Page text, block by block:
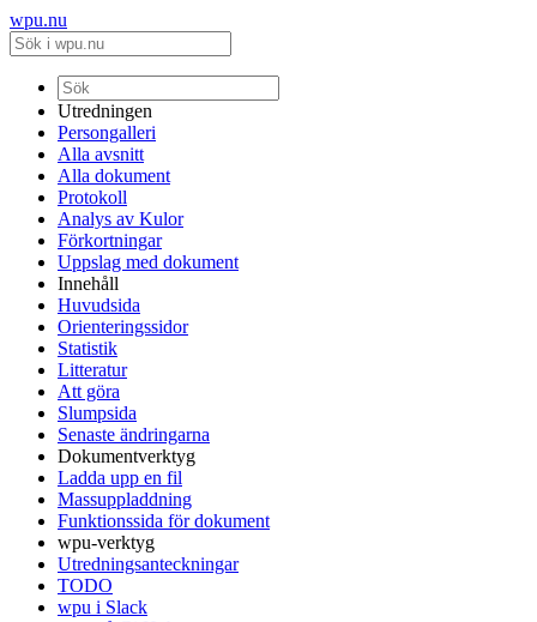
wpu.nu
Utredningen
Persongalleri
Alla avsnitt
Alla dokument
Protokoll
Analys av Kulor
Förkortningar
Uppslag med dokument
Innehåll
Huvudsida
Orienteringssidor
Statistik
Litteratur
Att göra
Slumpsida
Senaste ändringarna
Dokumentverktyg
Ladda upp en fil
Massuppladdning
Funktionssida för dokument
wpu-verktyg
Utredningsanteckningar
TODO
wpu i Slack